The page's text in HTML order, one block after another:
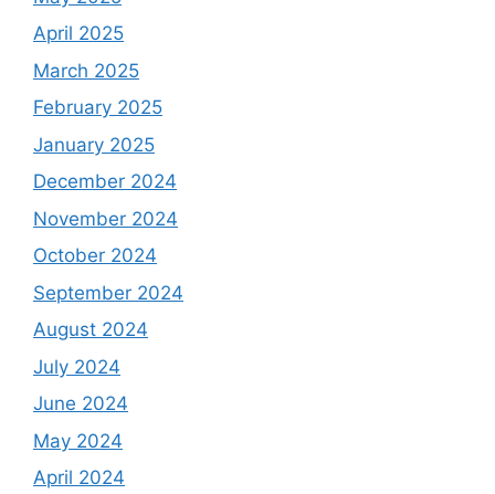
April 2025
March 2025
February 2025
January 2025
December 2024
November 2024
October 2024
September 2024
August 2024
July 2024
June 2024
May 2024
April 2024